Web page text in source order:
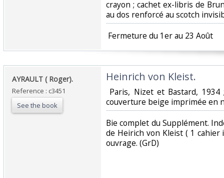
crayon ; cachet ex-libris de
au dos renforcé au scotch
‎ Fermeture du 1er au 23 Août‎
‎AYRAULT ( Roger).‎
Reference : c3451
See the book
‎Heinrich von Kleist.‎
Paris, Nizet et Bastard,
couverture beige imprimée en
‎Bie complet du Supplément.
de Heirich von Kleist ( 1 cahier
ouvrage. (GrD) ‎